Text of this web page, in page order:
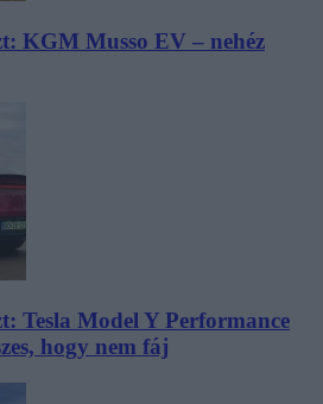
KGM Musso EV – nehéz
Tesla Model Y Performance
hogy nem fáj